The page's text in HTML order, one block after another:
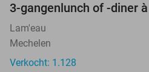
3-gangenlunch of -diner
Lam'eau
Mechelen
Verkocht: 1.128